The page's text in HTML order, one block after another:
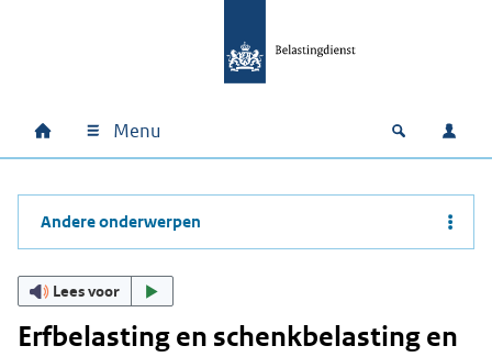
Hoofdnavigatie
Home Menu Open
Andere onderwerpen
Lees voor
Erfbelasting en schenkbelasting en